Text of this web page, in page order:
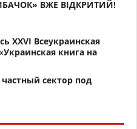
ВЖЕ ВІДКРИТИЙ!
XXVI Всеукраинская
книга на
частный сектор под